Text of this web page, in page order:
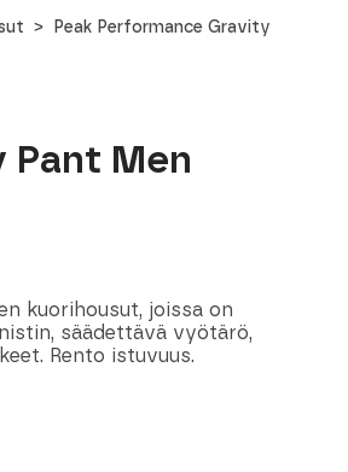
Peak Performance Gravity
Pant Men
kuorihousut, joissa on
säädettävä vyötärö,
Rento istuvuus.